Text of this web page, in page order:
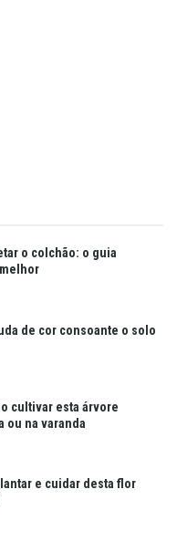
o colchão: o guia
de cor consoante o solo
cultivar esta árvore
ou na varanda
e cuidar desta flor